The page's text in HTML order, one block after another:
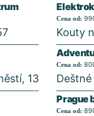
13
Cena od:
Kouty
Cena od:
Prague
Cena od: